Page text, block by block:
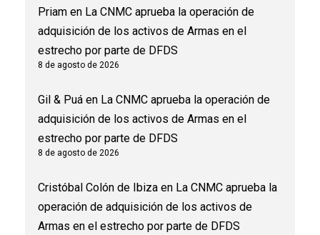
Priam en La CNMC aprueba la operación de
adquisición de los activos de Armas en el
estrecho por parte de DFDS
8 de agosto de 2026
Gil & Puá en La CNMC aprueba la operación de
adquisición de los activos de Armas en el
estrecho por parte de DFDS
8 de agosto de 2026
Cristóbal Colón de Ibiza en La CNMC aprueba la
operación de adquisición de los activos de
Armas en el estrecho por parte de DFDS